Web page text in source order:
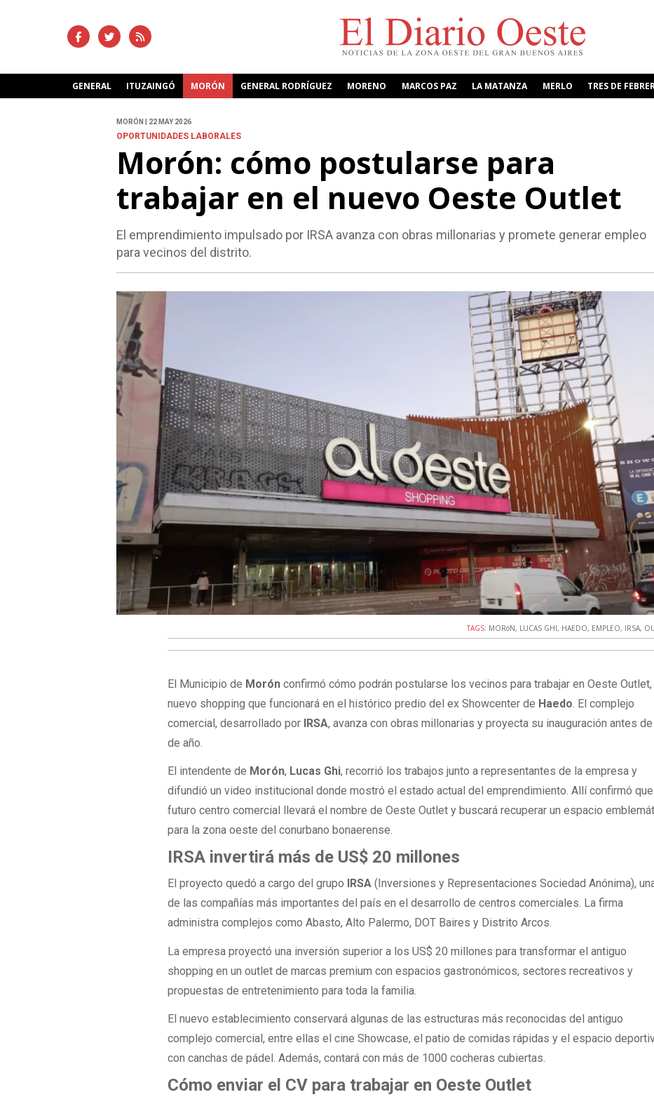
GENERAL ITUZAINGÓ MORÓN GENERAL RODRÍGUEZ MORENO MARCOS PAZ LA MATANZA MERLO TRES DE
MORÓN | 22 MAY 2026
OPORTUNIDADES LABORALES
Morón: cómo postularse para
trabajar en el nuevo Oeste Outlet
El emprendimiento impulsado por IRSA avanza con obras millonarias y promete generar empleo
para vecinos del distrito.
TAGS: MORóN, LUCAS GHI, HAEDO, EMPLEO, IRSA,
El Municipio de Morón confirmó cómo podrán postularse los vecinos para trabajar en Oeste Outlet,
nuevo shopping que funcionará en el histórico predio del ex Showcenter de Haedo. El complejo
comercial, desarrollado por IRSA, avanza con obras millonarias y proyecta su inauguración antes
de año.
El intendente de Morón, Lucas Ghi, recorrió los trabajos junto a representantes de la empresa y
difundió un video institucional donde mostró el estado actual del emprendimiento. Allí confirmó
futuro centro comercial llevará el nombre de Oeste Outlet y buscará recuperar un espacio
para la zona oeste del conurbano bonaerense.
IRSA invertirá más de US$ 20 millones
El proyecto quedó a cargo del grupo IRSA (Inversiones y Representaciones Sociedad Anónima),
de las compañías más importantes del país en el desarrollo de centros comerciales. La firma
administra complejos como Abasto, Alto Palermo, DOT Baires y Distrito Arcos.
La empresa proyectó una inversión superior a los US$ 20 millones para transformar el antiguo
shopping en un outlet de marcas premium con espacios gastronómicos, sectores recreativos y
propuestas de entretenimiento para toda la familia.
El nuevo establecimiento conservará algunas de las estructuras más reconocidas del antiguo
complejo comercial, entre ellas el cine Showcase, el patio de comidas rápidas y el espacio
con canchas de pádel. Además, contará con más de 1000 cocheras cubiertas.
Cómo enviar el CV para trabajar en Oeste Outlet